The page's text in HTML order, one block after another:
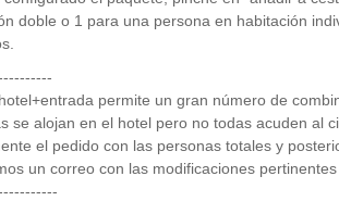
doble o 1 para una persona en habitación
permite un gran número de
se alojan en el hotel pero no todas acuden al
el pedido con las personas totales y
un correo con las modificaciones